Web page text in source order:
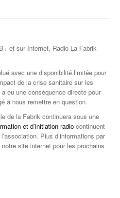
et sur Internet, Radio La Fabrik
avec une disponibilité limitée pour
de la crise sanitaire sur les
eu une conséquence directe pour
à nous remettre en question.
de la Fabrik continuera sous une
et d’initiation radio continuent
Plus d’informations par
site internet pour les prochains